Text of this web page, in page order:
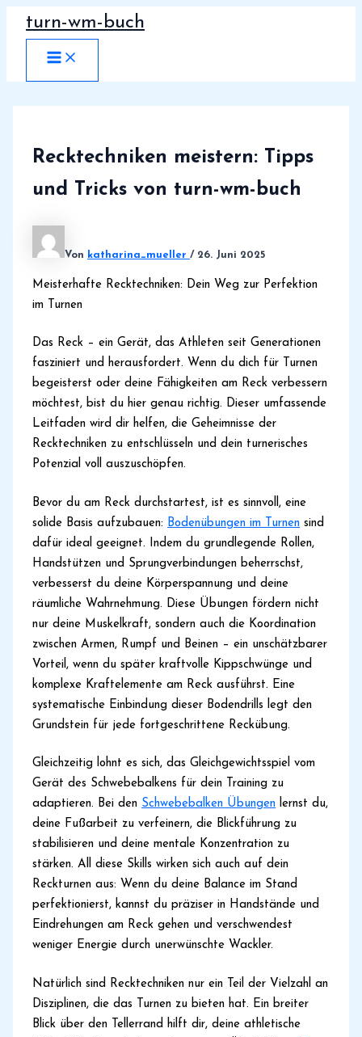
Zum
Inhalt
springen
turn-wm-buch
MAIN
Recktechniken meistern: Tipps
und Tricks von turn-wm-buch
Von katharina_mueller/ 26. Juni 2025
Meisterhafte Recktechniken: Dein Weg zur Perfektion
im Turnen
Das Reck – ein Gerät, das Athleten seit Generationen
fasziniert und herausfordert. Wenn du dich für Turnen
begeisterst oder deine Fähigkeiten am Reck verbessern
möchtest, bist du hier genau richtig. Dieser umfassende
Leitfaden wird dir helfen, die Geheimnisse der
Recktechniken zu entschlüsseln und dein turnerisches
Potenzial voll auszuschöpfen.
Bevor du am Reck durchstartest, ist es sinnvoll, eine
solide Basis aufzubauen: Bodenübungen im Turnen sind
dafür ideal geeignet. Indem du grundlegende Rollen,
Handstützen und Sprungverbindungen beherrschst,
verbesserst du deine Körperspannung und deine
räumliche Wahrnehmung. Diese Übungen fördern nicht
nur deine Muskelkraft, sondern auch die Koordination
zwischen Armen, Rumpf und Beinen – ein unschätzbarer
Vorteil, wenn du später kraftvolle Kippschwünge und
komplexe Kraftelemente am Reck ausführst. Eine
systematische Einbindung dieser Bodendrills legt den
Grundstein für jede fortgeschrittene Reckübung.
Gleichzeitig lohnt es sich, das Gleichgewichtsspiel vom
Gerät des Schwebebalkens für dein Training zu
adaptieren. Bei den Schwebebalken Übungen lernst du,
deine Fußarbeit zu verfeinern, die Blickführung zu
stabilisieren und deine mentale Konzentration zu
stärken. All diese Skills wirken sich auch auf dein
Reckturnen aus: Wenn du deine Balance im Stand
perfektionierst, kannst du präziser in Handstände und
Eindrehungen am Reck gehen und verschwendest
weniger Energie durch unerwünschte Wackler.
Natürlich sind Recktechniken nur ein Teil der Vielzahl an
Disziplinen, die das Turnen zu bieten hat. Ein breiter
Blick über den Tellerrand hilft dir, deine athletische